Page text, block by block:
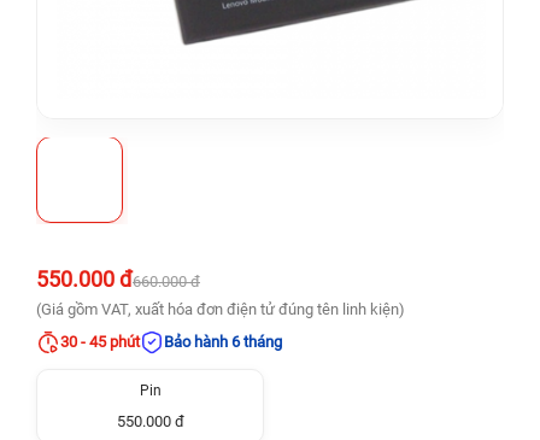
550.000 đ660.000 đ
(Giá gồm VAT, xuất hóa đơn điện tử đúng tên linh kiện)
30 - 45 phút
Bảo hành 6 tháng
Pin
550.000 đ